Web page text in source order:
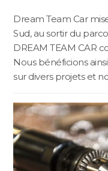
Dream Team Car
Sud, au sortir du
DREAM TEAM CAR
Nous bénéficions
sur divers projets et